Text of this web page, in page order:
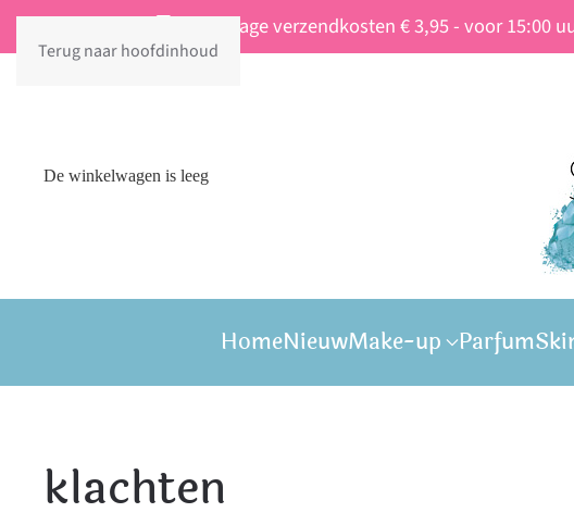
Terug naar hoofdinhoud
Vaste lage verzendkosten € 3,95 - voor 15:00
De winkelwagen is leeg
HomeNieuwMake-up Parfum
klachten